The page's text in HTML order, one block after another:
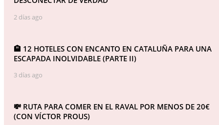
2 días ago
🏨 12 HOTELES CON ENCANTO EN CATALUÑA PARA UNA
ESCAPADA INOLVIDABLE (PARTE II)
3 días ago
💸 RUTA PARA COMER EN EL RAVAL POR MENOS DE 20€
(CON VÍCTOR PROUS)